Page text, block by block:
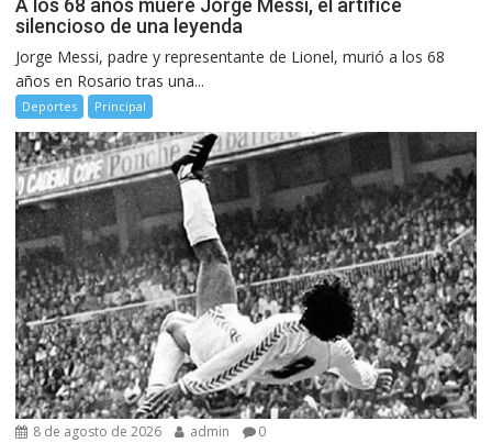
A los 68 años muere Jorge Messi, el artífice
silencioso de una leyenda
Jorge Messi, padre y representante de Lionel, murió a los 68
años en Rosario tras una...
Deportes Principal
8 de agosto de 2026 admin 0